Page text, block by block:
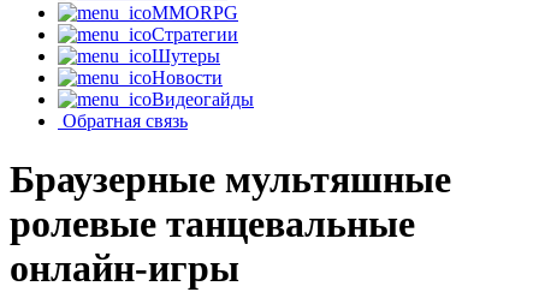
MMORPG
Стратегии
Шутеры
Новости
Видеогайды
Обратная связь
Браузерные мультяшные
ролевые танцевальные
онлайн-игры